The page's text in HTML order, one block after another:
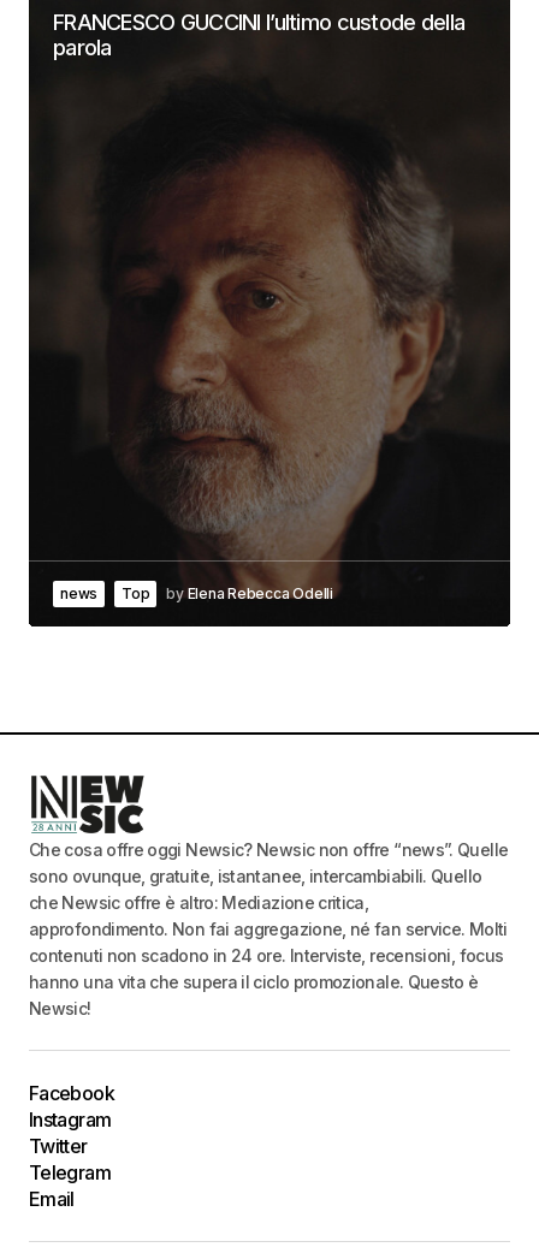
FRANCESCO GUCCINI l’ultimo custode della
parola
news Top by Elena Rebecca Odelli
Che cosa offre oggi Newsic? Newsic non offre “news”. Quelle
sono ovunque, gratuite, istantanee, intercambiabili. Quello
che Newsic offre è altro: Mediazione critica,
approfondimento. Non fai aggregazione, né fan service. Molti
contenuti non scadono in 24 ore. Interviste, recensioni, focus
hanno una vita che supera il ciclo promozionale. Questo è
Newsic!
Facebook
Instagram
Twitter
Telegram
Email